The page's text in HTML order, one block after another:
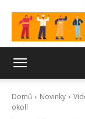
Domů Novinky
okolí